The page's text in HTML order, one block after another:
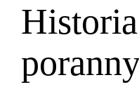
Historia